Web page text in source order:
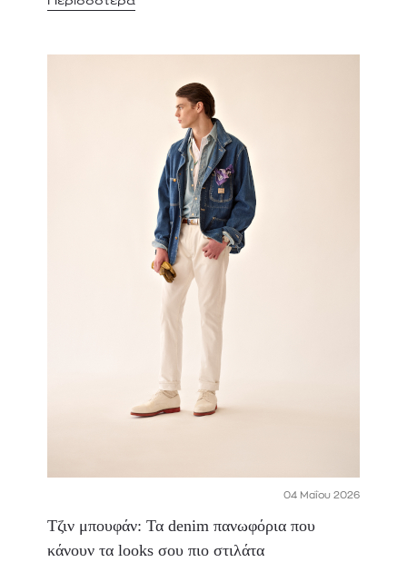
04 Μαΐου 2026
Τζιν μπουφάν: Τα denim πανωφόρια που
κάνουν τα looks σου πιο στιλάτα